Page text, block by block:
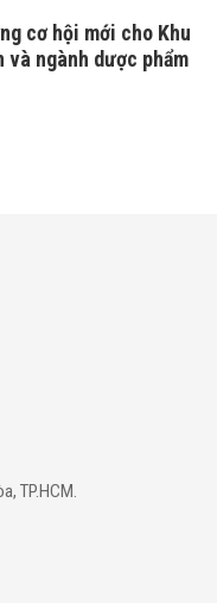
cơ hội mới cho Khu
và ngành dược phẩm
TP.HCM.